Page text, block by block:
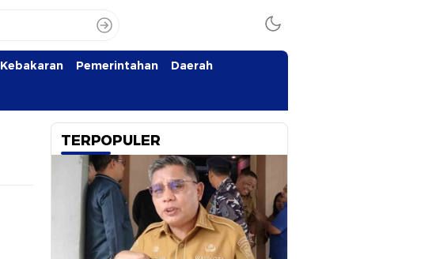
Kebakaran Pemerintahan Daerah
TERPOPULER